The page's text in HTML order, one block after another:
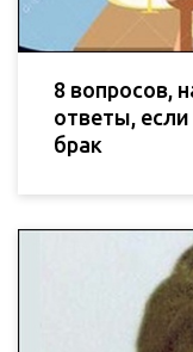
8 вопросов,
ответы,
брак